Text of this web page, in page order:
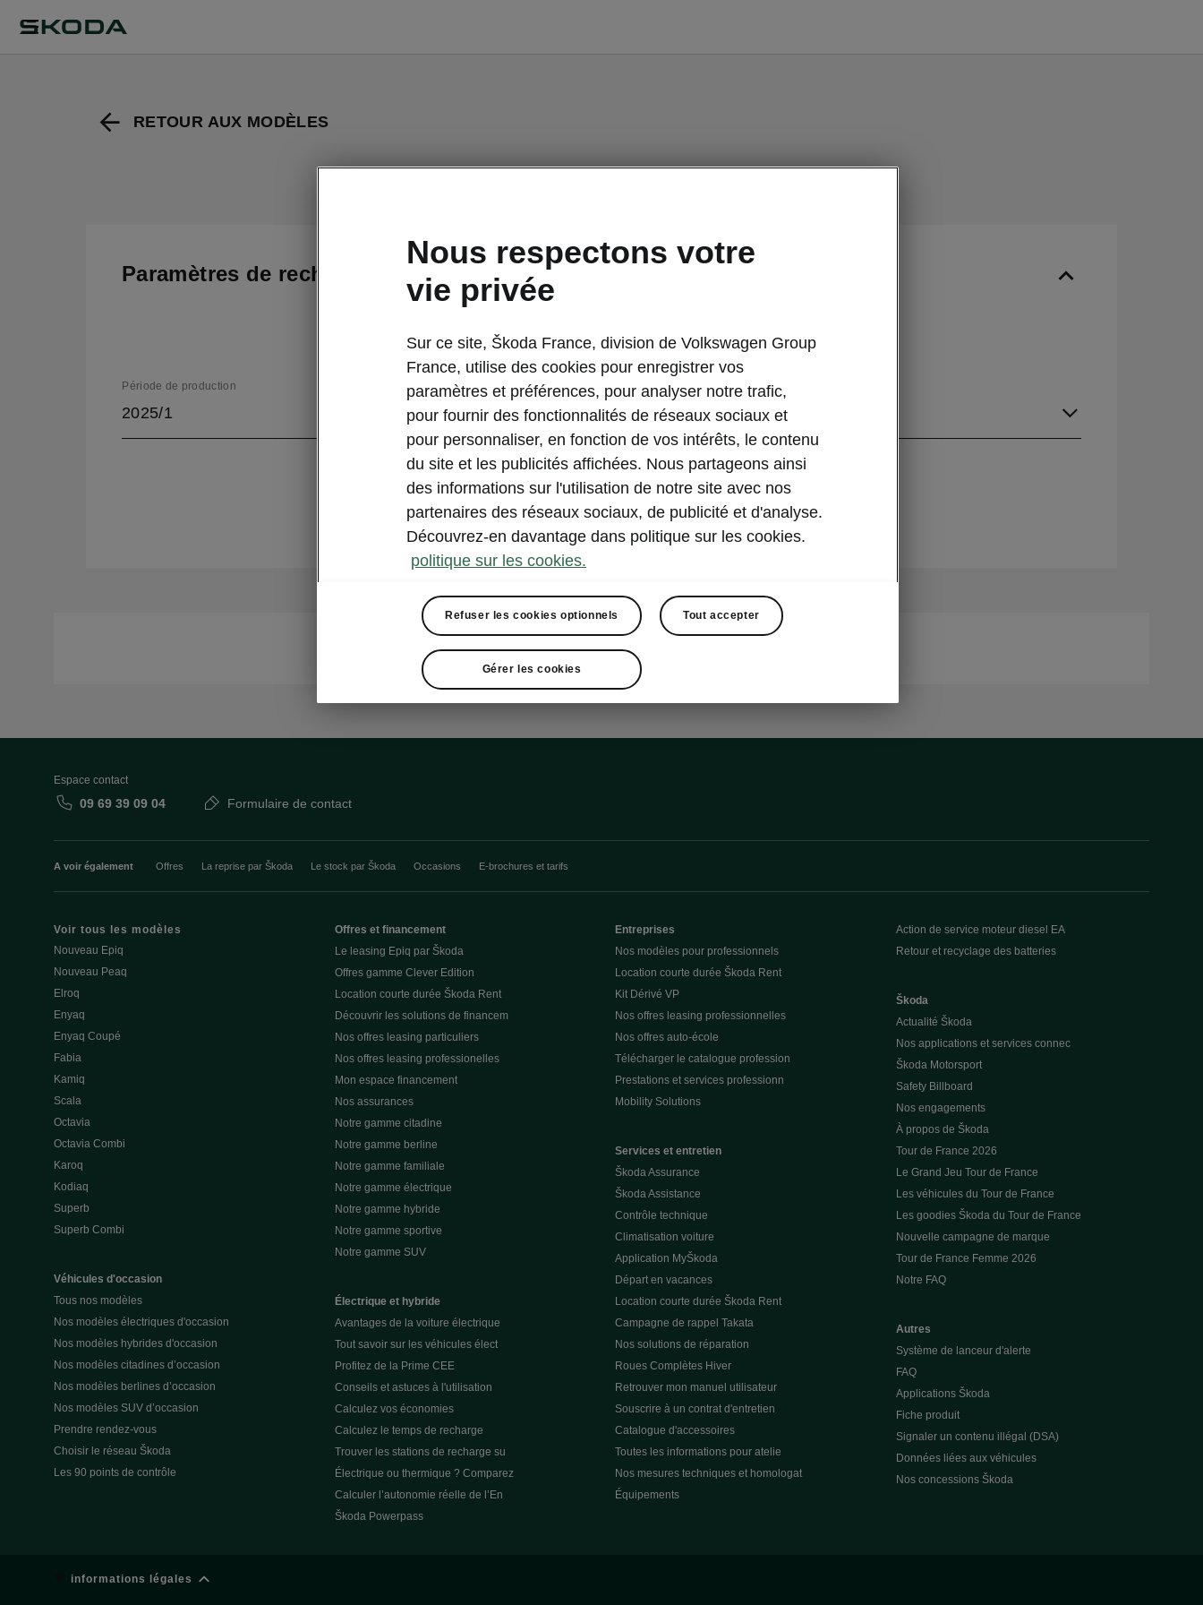
RETOUR AUX MODÈLES
Paramètres de recherche
pour votre véhicule, nous vous recommandons d'utiliser la
fonction de recherche via le code VIN.
Période de production
2025/1
Marché
Autres Langue
Afficher
Espace contact
09 69 39 09 04 Formulaire de contact
A voir également Offres La reprise par Škoda Le stock par Škoda Occasions E-brochures et tarifs
Voir tous les modèles
Nouveau Epiq
Nouveau Peaq
Elroq
Enyaq
Enyaq Coupé
Fabia
Kamiq
Scala
Octavia
Octavia Combi
Karoq
Kodiaq
Superb
Superb Combi
Véhicules d'occasion
Tous nos modèles
Nos modèles électriques d'occasion
Nos modèles hybrides d'occasion
Nos modèles citadines d’occasion
Nos modèles berlines d’occasion
Nos modèles SUV d’occasion
Prendre rendez-vous
Choisir le réseau Škoda
Les 90 points de contrôle
Offres et financement
Le leasing Epiq par Škoda
Offres gamme Clever Edition
Location courte durée Škoda Rent
Découvrir les solutions de financem
Nos offres leasing particuliers
Nos offres leasing professionelles
Mon espace financement
Nos assurances
Notre gamme citadine
Notre gamme berline
Notre gamme familiale
Notre gamme électrique
Notre gamme hybride
Notre gamme sportive
Notre gamme SUV
Électrique et hybride
Avantages de la voiture électrique
Tout savoir sur les véhicules élect
Profitez de la Prime CEE
Conseils et astuces à l'utilisation
Calculez vos économies
Calculez le temps de recharge
Trouver les stations de recharge su
Électrique ou thermique ? Comparez
Calculer l’autonomie réelle de l’En
Škoda Powerpass
Entreprises
Nos modèles pour professionnels
Location courte durée Škoda Rent
Kit Dérivé VP
Nos offres leasing professionnelles
Nos offres auto-école
Télécharger le catalogue profession
Prestations et services professionn
Mobility Solutions
Services et entretien
Škoda Assurance
Škoda Assistance
Contrôle technique
Climatisation voiture
Application MyŠkoda
Départ en vacances
Location courte durée Škoda Rent
Campagne de rappel Takata
Nos solutions de réparation
Roues Complètes Hiver
Retrouver mon manuel utilisateur
Souscrire à un contrat d'entretien
Catalogue d'accessoires
Toutes les informations pour atelie
Nos mesures techniques et homologat
Équipements
Action de service moteur diesel EA
Retour et recyclage des batteries
Škoda
Actualité Škoda
Nos applications et services connec
Škoda Motorsport
Safety Billboard
Nos engagements
À propos de Škoda
Tour de France 2026
Le Grand Jeu Tour de France
Les véhicules du Tour de France
Les goodies Škoda du Tour de France
Nouvelle campagne de marque
Tour de France Femme 2026
Notre FAQ
Autres
Système de lanceur d'alerte
FAQ
Applications Škoda
Fiche produit
Signaler un contenu illégal (DSA)
Données liées aux véhicules
Nos concessions Škoda
informations légales
Nous respectons votre
vie privée
Sur ce site, Škoda France, division de Volkswagen Group
France, utilise des cookies pour enregistrer vos
paramètres et préférences, pour analyser notre trafic,
pour fournir des fonctionnalités de réseaux sociaux et
pour personnaliser, en fonction de vos intérêts, le contenu
du site et les publicités affichées. Nous partageons ainsi
des informations sur l'utilisation de notre site avec nos
partenaires des réseaux sociaux, de publicité et d'analyse.
Découvrez-en davantage dans politique sur les cookies.
politique sur les cookies.
Refuser les cookies optionnels Tout accepter
Gérer les cookies